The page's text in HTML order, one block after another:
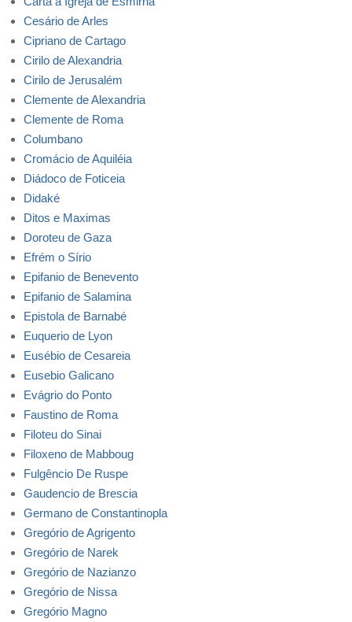
Cesário de Arles
Cipriano de Cartago
Cirilo de Alexandria
Cirilo de Jerusalém
Clemente de Alexandria
Clemente de Roma
Columbano
Cromácio de Aquiléia
Diádoco de Foticeia
Didaké
Ditos e Maximas
Doroteu de Gaza
Efrém o Sírio
Epifanio de Benevento
Epifanio de Salamina
Epistola de Barnabé
Euquerio de Lyon
Eusébio de Cesareia
Eusebio Galicano
Evágrio do Ponto
Faustino de Roma
Filoteu do Sinai
Filoxeno de Mabboug
Fulgêncio De Ruspe
Gaudencio de Brescia
Germano de Constantinopla
Gregório de Agrigento
Gregório de Narek
Gregório de Nazianzo
Gregório de Nissa
Gregório Magno